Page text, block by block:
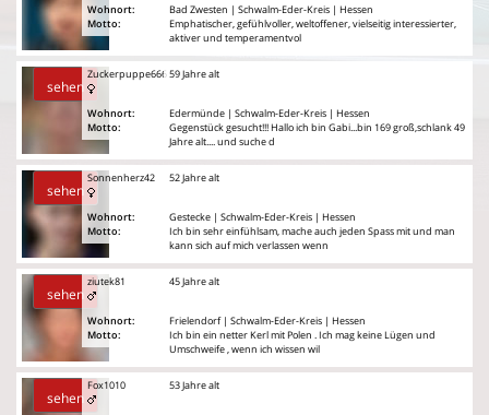
Wohnort:
Motto:
Bad Zwesten | Schwalm-Eder-Kreis | Hessen
Emphatischer, gefühlvoller, weltoffener, vielseitig interessierter,
aktiver und temperamentvol
sehen
Zuckerpuppe666
Wohnort:
Motto:
59 Jahre alt
Edermünde | Schwalm-Eder-Kreis | Hessen
Gegenstück gesucht!!! Hallo ich bin Gabi...bin 169 groß,schlank 49
Jahre alt.... und suche d
sehen
Sonnenherz42
Wohnort:
Motto:
52 Jahre alt
Gestecke | Schwalm-Eder-Kreis | Hessen
Ich bin sehr einfühlsam, mache auch jeden Spass mit und man
kann sich auf mich verlassen wenn
sehen
ziutek81
Wohnort:
Motto:
45 Jahre alt
Frielendorf | Schwalm-Eder-Kreis | Hessen
Ich bin ein netter Kerl mit Polen . Ich mag keine Lügen und
Umschweife , wenn ich wissen wil
sehen
Fox1010 53 Jahre alt